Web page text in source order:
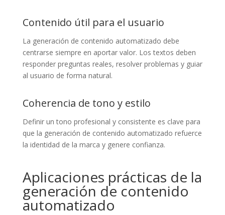
Contenido útil para el usuario
La generación de contenido automatizado debe
centrarse siempre en aportar valor. Los textos deben
responder preguntas reales, resolver problemas y guiar
al usuario de forma natural.
Coherencia de tono y estilo
Definir un tono profesional y consistente es clave para
que la generación de contenido automatizado refuerce
la identidad de la marca y genere confianza.
Aplicaciones prácticas de la
generación de contenido
automatizado